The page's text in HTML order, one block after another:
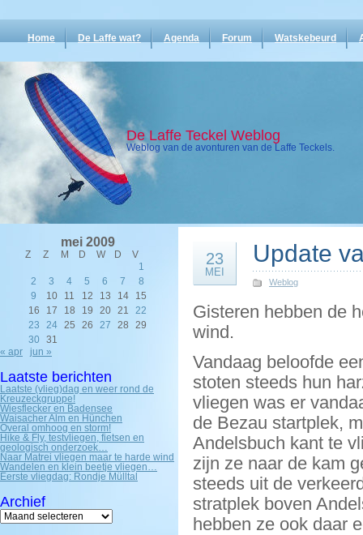
Home De Laffe wat? Agenda Forum Watskebeurd
De Laffe Teckel Weblog
Weblog van de avonturen van de Laffe Teckels.
mei 2009
Z Z M D W D
V
1
2
3 4 5 6 7
8
9
10 11 12 13 14
15
16
17 18 19 20 21
22
23
24 25 26 27 28
29
30
31
« apr
jun »
Laatste berichten
Laatste (vlieg)dag en weer rond de
Kreuzeckgruppe!
Wiesflecker en Badensee
Waisacher Alm en Hünchen
Overal omhoog en storm!
Hike & Fly, testvliegen, fietsen en
geologisch onderzoek…
Naar Matrei vliegen maar te harde wind
Wandelen en klein beetje vliegen…
Eerste vliegdag: Rondje Mülltal
Archief
Archief
23
MEI
Update
Weblog
Gisteren hebben de
wind.
Vandaag beloofde
stoten steeds hun
vliegen was er
de Bezau startplek,
Andelsbuch kant te
zijn ze naar de kam
steeds uit de
stratplek boven
hebben ze ook daar